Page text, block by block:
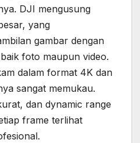
DJI mengusung
yang
gambar dengan
foto maupun video.
dalam format 4K dan
sangat memukau.
dan dynamic range
frame terlihat